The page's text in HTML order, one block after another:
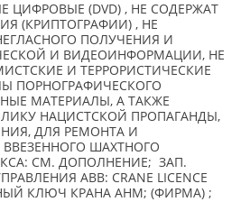
ЦИФРОВЫЕ (DVD) , НЕ СОДЕРЖАТ
(КРИПТОГРАФИИ) , НЕ
ПОЛУЧЕНИЯ И
И ВИДЕОИНФОРМАЦИИ, НЕ
И ТЕРРОРИСТИЧЕСКИЕ
ПОРНОГРАФИЧЕСКОГО
МАТЕРИАЛЫ, А ТАКЖЕ
НАЦИСТСКОЙ ПРОПАГАНДЫ,
ДЛЯ РЕМОНТА И
ШАХТНОГО
СМ. ДОПОЛНЕНИЕ; ЗАП.
ABB: CRANE LICENCE
КЛЮЧ КРАНА AHM; (ФИРМА) ;